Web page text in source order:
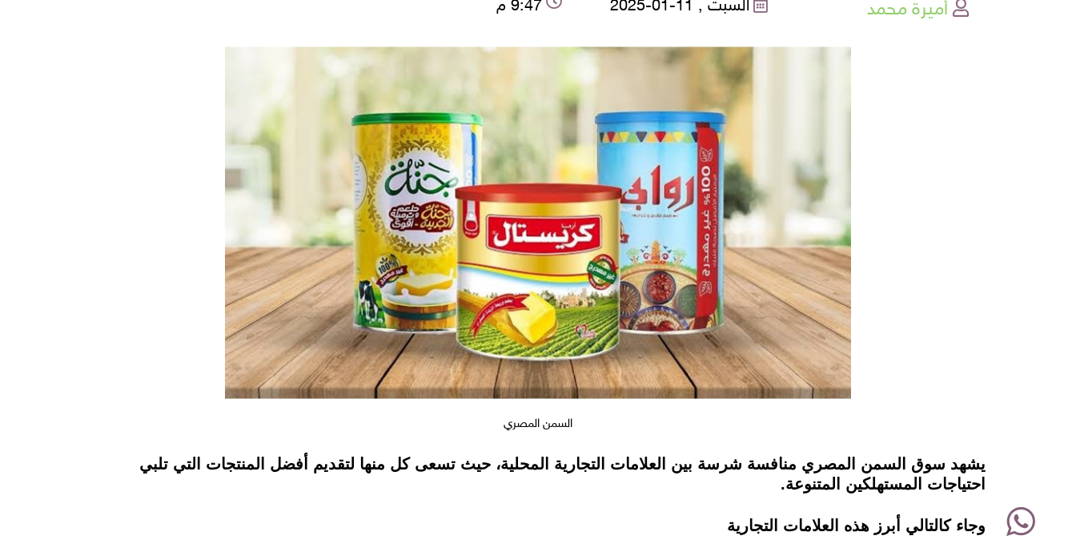
السمن المصري
WhatsApp
instagramيشهد سوق السمن المصري منافسة شرسة بين العلامات التجارية المحلية، حيث تسعى كل منها لتقديم أفضل المنتجات التي تلبي
احتياجات المستهلكين المتنوعة.
وجاء كالتالي أبرز هذه العلامات التجارية